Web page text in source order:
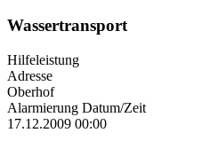
Wassertransport
Hilfeleistung
Adresse
Oberhof
Alarmierung Datum/Zeit
17.12.2009 00:00